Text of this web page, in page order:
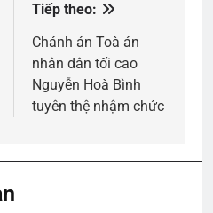
Tiếp theo:
Chánh án Toà án
nhân dân tối cao
Nguyễn Hoà Bình
tuyên thệ nhậm chức